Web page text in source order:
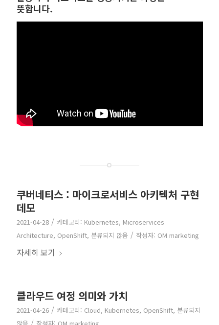
뜻합니다.
쿠버네티스 : 마이크로서비스 아키텍처 구현
데모
2021-04-28 / 카테고리: Kubernetes, Microservices
Architecture, OpenShift, 분류되지 않음 / 작성자: OM marketing
자세히 보기
클라우드 여정 의미와 가치
2021-04-26 / 카테고리: Cloud, Kubernetes, OpenShift, 분류되지
/